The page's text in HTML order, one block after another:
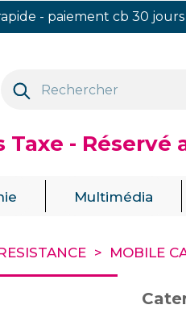
- paiement cb 30
Taxe - Réservé
Multimédia
MOBILE